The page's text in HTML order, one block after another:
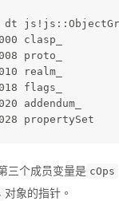
dt
clasp_
proto_
realm_
flags_
addendum_
propertySet
三个成员变量是 cOps
对象的指针。